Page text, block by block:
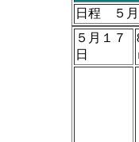
日程 ５月
５月１７
日